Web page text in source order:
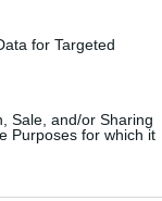
for Targeted
Sale, and/or Sharing
Purposes for which it